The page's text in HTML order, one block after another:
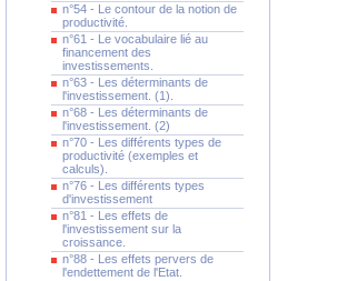
n°54 - Le contour de la notion de
productivité.
n°61 - Le vocabulaire lié au
financement des
investissements.
n°63 - Les déterminants de
l'investissement. (1).
n°68 - Les déterminants de
l'investissement. (2)
n°70 - Les différents types de
productivité (exemples et
calculs).
n°76 - Les différents types
d'investissement
n°81 - Les effets de
l'investissement sur la
croissance.
n°88 - Les effets pervers de
l'endettement de l'Etat.